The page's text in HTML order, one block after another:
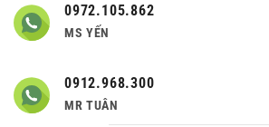
0972.105.862
MS YẾN
0912.968.300
MR TUÂN